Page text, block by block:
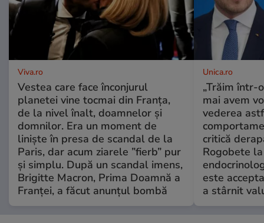
Viva.ro
Vestea care face înconjurul
planetei vine tocmai din Franța,
de la nivel înalt, doamnelor și
domnilor. Era un moment de
liniște în presa de scandal de la
Paris, dar acum ziarele ”fierb” pur
și simplu. După un scandal imens,
Brigitte Macron, Prima Doamnă a
Franței, a făcut anunțul bombă
Unica.ro
„Trăim într-
mai avem
vederea
critică
Rogobete
este
a stârnit